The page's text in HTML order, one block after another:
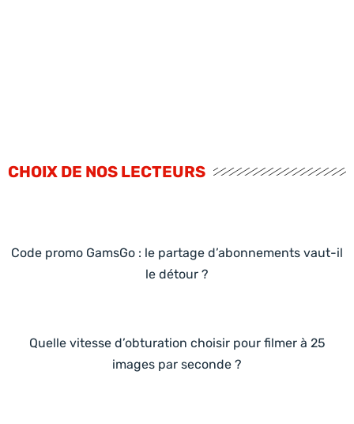
CHOIX DE NOS LECTEURS
Code promo GamsGo : le partage d’abonnements vaut-il
le détour ?
Quelle vitesse d’obturation choisir pour filmer à 25
images par seconde ?